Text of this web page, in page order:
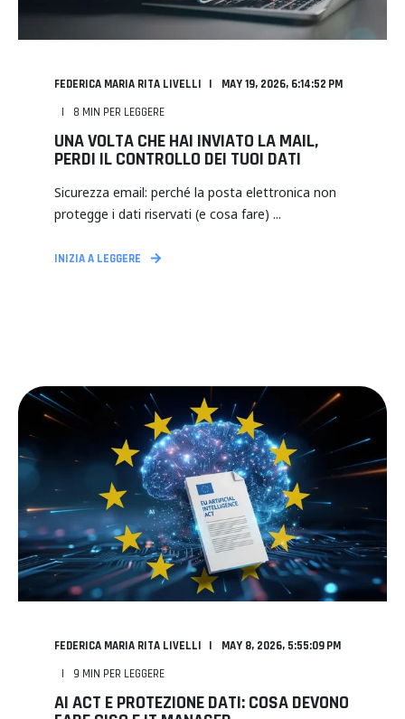
FEDERICA MARIA RITA LIVELLI
MAY 19, 2026, 6:14:52 PM
8 MIN PER LEGGERE
UNA VOLTA CHE HAI INVIATO LA MAIL,
PERDI IL CONTROLLO DEI TUOI DATI
Sicurezza email: perché la posta elettronica non
protegge i dati riservati (e cosa fare) ...
INIZIA A LEGGERE
FEDERICA MARIA RITA LIVELLI
MAY 8, 2026, 5:55:09 PM
9 MIN PER LEGGERE
AI ACT E PROTEZIONE DATI: COSA DEVONO